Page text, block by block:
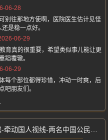
06-28
别往那地方使啊，医院医生估计见怪
是稳一点好。
06-29
育真的很重要，希望类似事儿能让更
蹈覆辙。
06-29
每个部位都得珍惜，冲动一时爽，后
吧朋友们。
国人视线-两名中国公民不幸遇难